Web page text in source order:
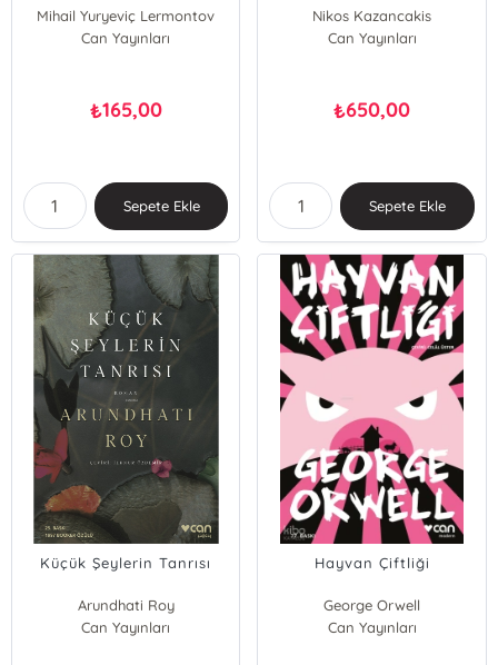
Mihail Yuryeviç Lermontov
Can Yayınları
₺165,00
Sepete Ekle
Nikos Kazancakis
Can Yayınları
₺650,00
Sepete Ekle
Küçük Şeylerin Tanrısı
Arundhati Roy
Can Yayınları
Hayvan Çiftliği
George Orwell
Can Yayınları